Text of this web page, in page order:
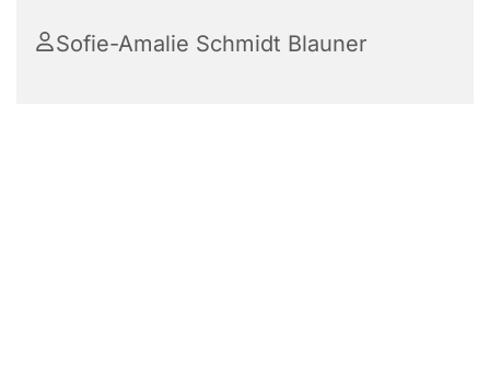
Sofie-Amalie Schmidt Blauner